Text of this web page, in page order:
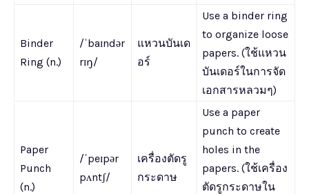
Binder
Ring (n.)
/ˈbaɪndər
rɪŋ/
แหวนบันเด
อร์
Use a binder ring
to organize loose
papers. (ใช้แหวน
บันเดอร์ในการจัด
เอกสารหลวมๆ)
Paper
Punch
(n.)
/ˈpeɪpər
pʌntʃ/
เครื่องตัดรู
กระดาษ
Use a paper
punch to create
holes in the
papers. (ใช้เครื่อง
ตัดรูกระดาษใน